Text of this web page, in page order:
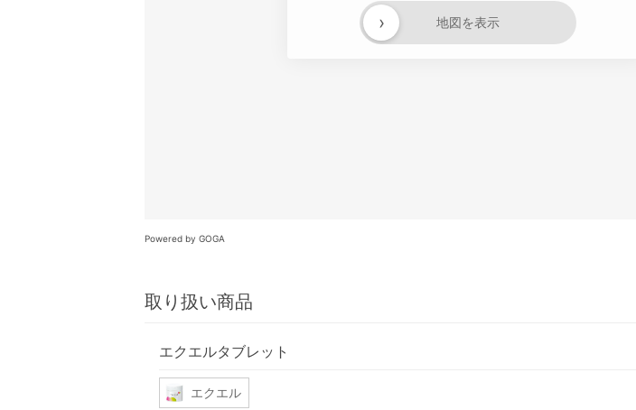
地図を表示
›
Powered by GOGA
取り扱い商品
エクエルタブレット
エクエル